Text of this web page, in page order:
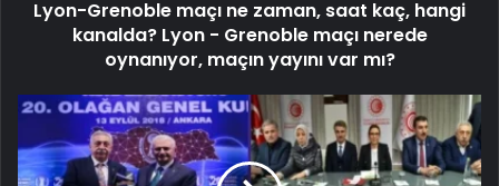
Lyon-Grenoble maçı ne zaman, saat kaç, hangi
kanalda? Lyon - Grenoble maçı nerede
oynanıyor, maçın yayını var mı?